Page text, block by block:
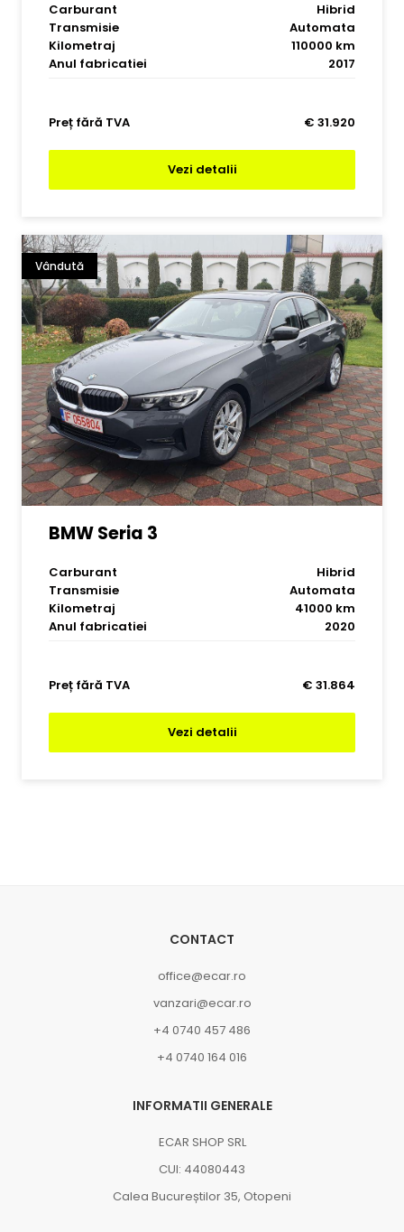
Carburant
Hibrid
Transmisie
Automata
Kilometraj
110000 km
Anul fabricatiei
2017
Preț fără TVA € 31.920
Vezi detalii
Vândută
BMW Seria 3
Carburant
Hibrid
Transmisie
Automata
Kilometraj
41000 km
Anul fabricatiei
2020
Preț fără TVA € 31.864
Vezi detalii
CONTACT
office@ecar.ro
vanzari@ecar.ro
+4 0740 457 486
+4 0740 164 016
INFORMATII GENERALE
ECAR SHOP SRL
CUI: 44080443
Calea Bucureștilor 35, Otopeni